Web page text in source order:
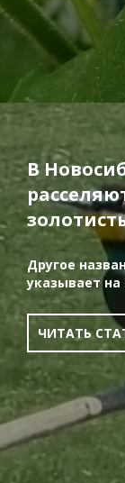
В
Другое
указывает
ЧИТАТЬ